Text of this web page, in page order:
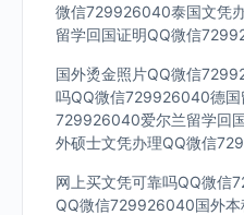
微信729926040泰国文凭
留学回国证明QQ微信
国外烫金照片QQ微信
吗QQ微信729926040德国
729926040爱尔兰留学回
外硕士文凭办理QQ微信
网上买文凭可靠吗QQ微信
QQ微信729926040国外